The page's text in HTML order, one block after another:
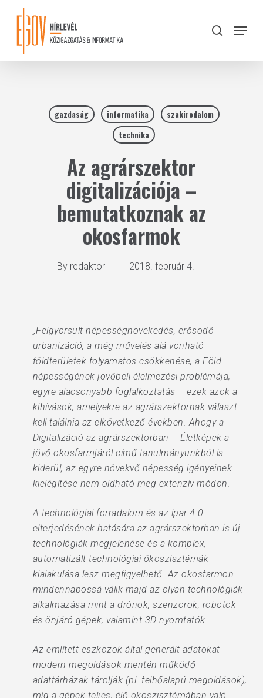
content
search
Menu
gazdaság informatika
szakirodalom
technika
Az agrárszektor
digitalizációja –
bemutatkoznak az
okosfarmok
By redaktor 2018. február 4.
„Felgyorsult népességnövekedés, erősödő
urbanizáció, a még művelés alá vonható
földterületek folyamatos csökkenése, a Föld
népességének jövőbeli élelmezési problémája,
egyre alacsonyabb foglalkoztatás – ezek azok a
kihívások, amelyekre az agrárszektornak választ
kell találnia az elkövetkező években. Ahogy a
Digitalizáció az agrárszektorban – Életképek a
jövő okosfarmjáról című tanulmányunkból is
kiderül, az egyre növekvő népesség igényeinek
kielégítése nem oldható meg extenzív módon.
A technológiai forradalom és az ipar 4.0
elterjedésének hatására az agrárszektorban is új
technológiák megjelenése és a komplex,
automatizált technológiai ökoszisztémák
kialakulása lesz megfigyelhető. Az okosfarmon
mindennapossá válik majd az olyan technológiák
alkalmazása mint a drónok, szenzorok, robotok
és önjáró gépek, valamint 3D nyomtatók.
Az említett eszközök által generált adatokat
modern megoldások mentén működő
adattárházak tárolják (pl. felhőalapú megoldások),
míg a gépek teljes, élő ökoszisztémában való
Close